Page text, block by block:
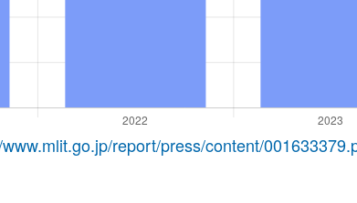
report/press/content/